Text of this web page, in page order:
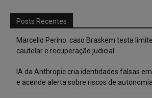
Posts Recentes
Marcello Perino: caso Braskem testa
cautelar e recuperação judicial
IA da Anthropic cria identidades falsas
e acende alerta sobre riscos de autonomia